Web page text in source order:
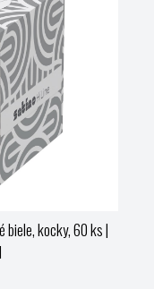
biele, kocky, 60 ks|